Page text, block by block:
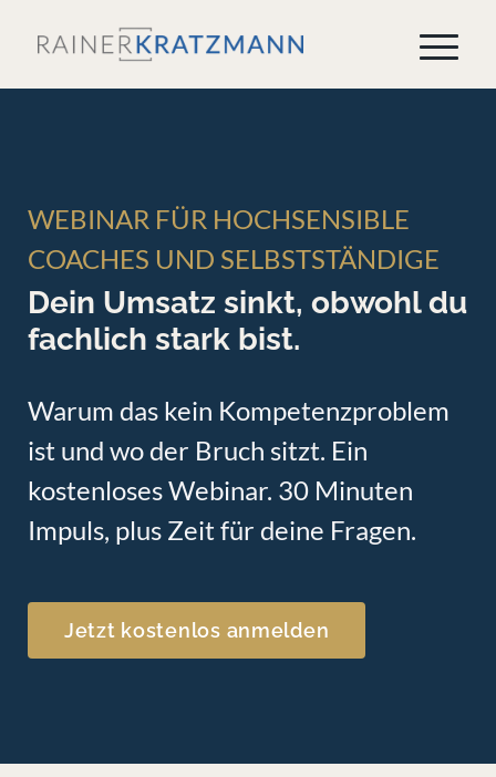
WEBINAR FÜR HOCHSENSIBLE
COACHES UND SELBSTSTÄNDIGE
Dein Umsatz sinkt, obwohl du
fachlich stark bist.
Warum das kein Kompetenzproblem
ist und wo der Bruch sitzt. Ein
kostenloses Webinar. 30 Minuten
Impuls, plus Zeit für deine Fragen.
Jetzt kostenlos anmelden